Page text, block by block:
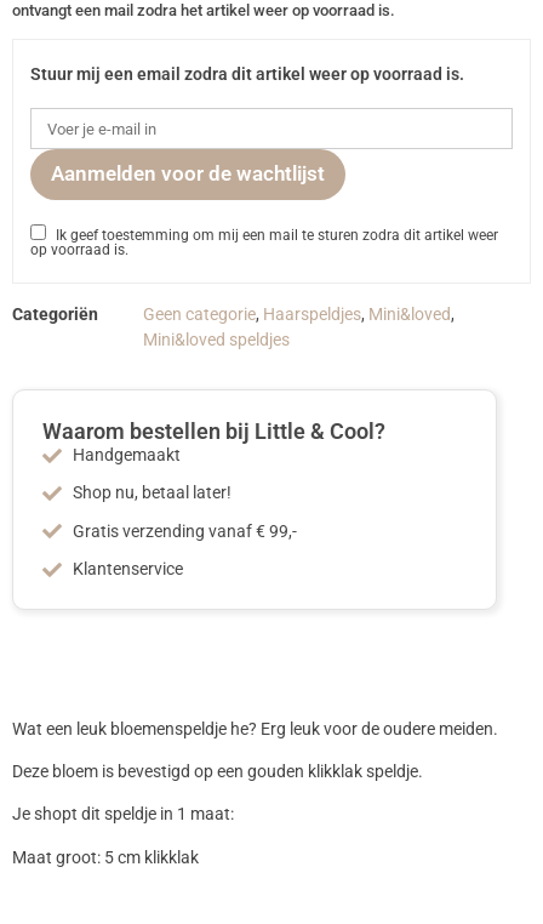
ontvangt een mail zodra het artikel weer op voorraad is.
Stuur mij een email zodra dit artikel weer op voorraad is.
Aanmelden voor de wachtlijst
Ik geef toestemming om mij een mail te sturen zodra dit artikel weer
op voorraad is.
Categoriën Geen categorie, Haarspeldjes, Mini&loved,
Mini&loved speldjes
Waarom bestellen bij Little & Cool?
Handgemaakt
Shop nu, betaal later!
Gratis verzending vanaf € 99,-
Klantenservice
Wat een leuk bloemenspeldje he? Erg leuk voor de oudere meiden.
Deze bloem is bevestigd op een gouden klikklak speldje.
Je shopt dit speldje in 1 maat:
Maat groot: 5 cm klikklak